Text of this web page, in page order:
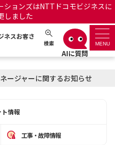
ョンズはNTTドコモビジネスに
しました
ネスお客さ
検索 MENU
サポート 日本語 English
ージャーに関するお知らせ
情報
工事・故障情報